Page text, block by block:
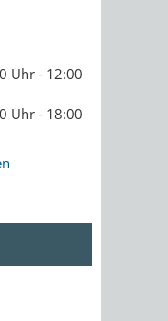
Uhr - 12:00
Uhr - 18:00